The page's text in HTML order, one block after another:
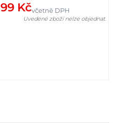
99 Kčvčetně DPH
Uvedené zboží nelze objednat.